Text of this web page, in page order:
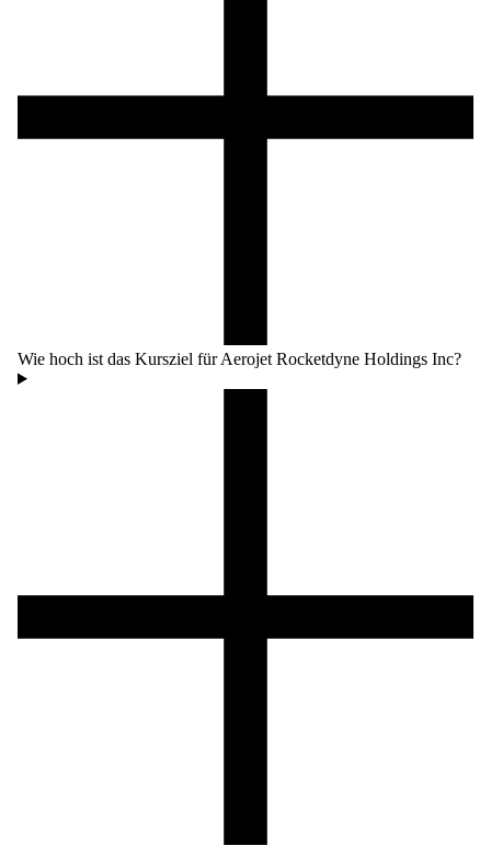
Wie hoch ist das Kursziel für Aerojet Rocketdyne Holdings Inc?